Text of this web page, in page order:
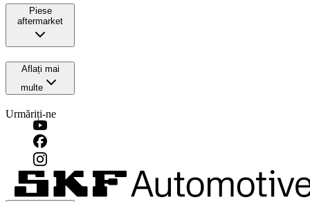
Piese
aftermarket
Aflați mai
multe
Urmăriți-ne